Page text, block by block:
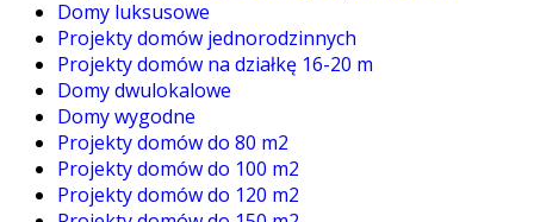
Domy luksusowe
Projekty domów jednorodzinnych
Projekty domów na działkę 16-20 m
Domy dwulokalowe
Domy wygodne
Projekty domów do 80 m2
Projekty domów do 100 m2
Projekty domów do 120 m2